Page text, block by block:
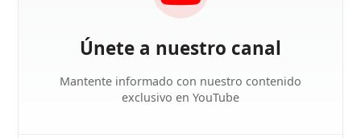
Únete a nuestro canal
Mantente informado con nuestro contenido
exclusivo en YouTube